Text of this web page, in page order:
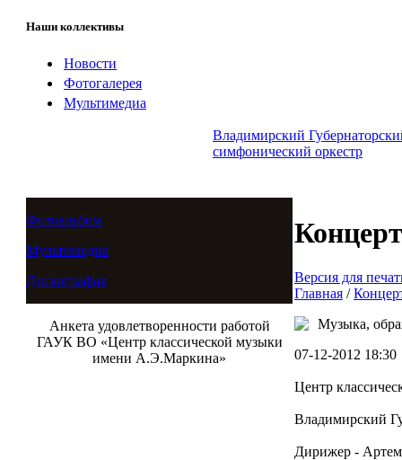
Наши коллективы
Новости
Фотогалерея
Мультимедиа
Владимирский
симфонический оркестр
Фотоальбом
Мультимедиа
Дискография
Анкета удовлетворенности работой
ГАУК ВО «Центр классической музыки
имени А.Э.Маркина»
Версия для
Главная /
Музыка,
07-12-2012 18:30
Центр
Владимирский
Дирижер -